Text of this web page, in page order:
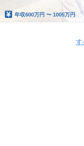
年収600万円 〜 1005万円
す